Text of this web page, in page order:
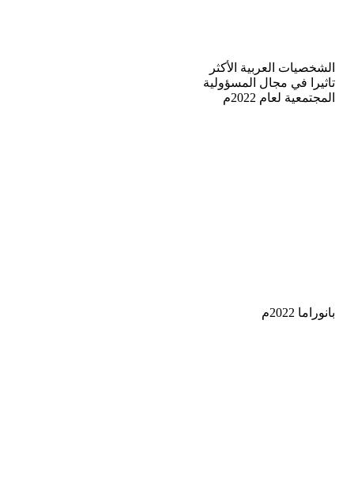
الشخصيات العربية الأكثر
تاثيرا في مجال المسؤولية
المجتمعية لعام 2022م
بانوراما 2022م